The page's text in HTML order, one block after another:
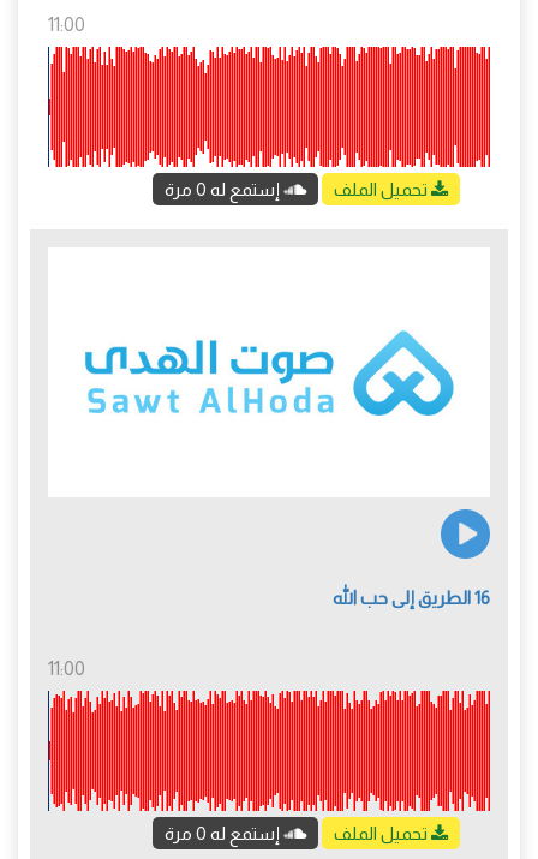
11:00
تحميل الملف إستمع له 0 مرة
16 الطريق إلى حب الله
11:00
تحميل الملف إستمع له 0 مرة